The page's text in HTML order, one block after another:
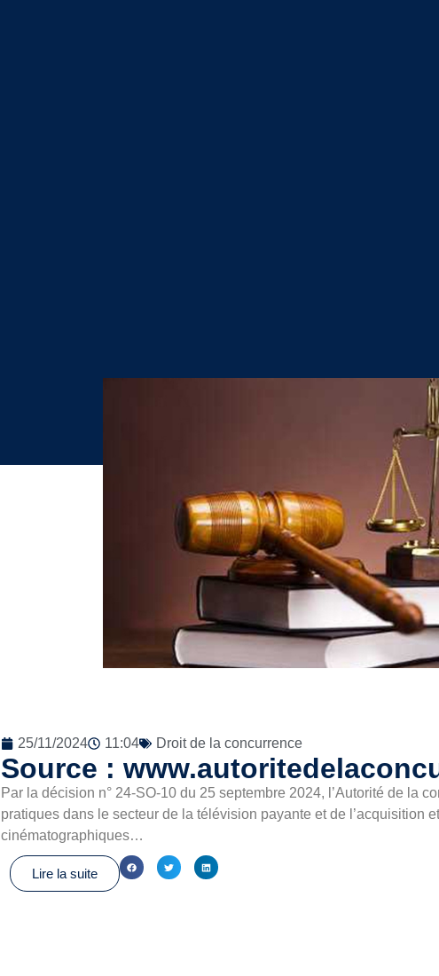
25/11/2024 11:04 Droit de la concurrence
Source :
Par la décision n° 24-SO-10 du 25 septembre 2024, l’Autorité de la
pratiques dans le secteur de la télévision payante et de l’acquisition
cinématographiques…
Lire la suite